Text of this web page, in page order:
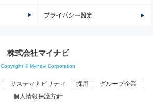
プライバシー設定
株式会社マイナビ
Copyright © Mynavi Corporation
サスティナビリティ 採用
グループ企業
個人情報保護方針